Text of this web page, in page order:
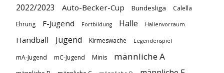
2022/2023 Auto-Becker-Cup Bundesliga
Calella
Ehrung
F-Jugend Fortbildung Halle Hallenvorraum
Handball Jugend Kirmeswache Legendenspiel
mA-Jugend mC-Jugend Minis männliche A